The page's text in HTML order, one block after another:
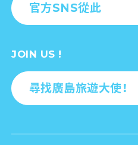
官方SNS從此
JOIN US !
尋找廣島旅遊大使！